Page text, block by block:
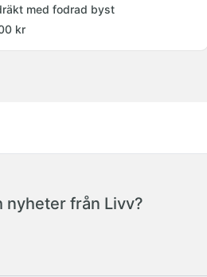
med fodrad byst
kr
nyheter från Livv?